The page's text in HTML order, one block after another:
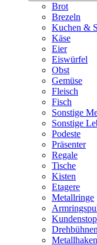
Brot
Brezeln
Kuchen &
Käse
Eier
Eiswürfel
Obst
Gemüse
Fleisch
Fisch
Sonstige
Sonstige
Podeste
Präsenter
Regale
Tische
Kisten
Etagere
Metallringe